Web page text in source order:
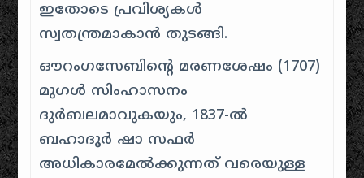
ഇതോടെ പ്രവിശ്യകൾ
സ്വതന്ത്രമാകാൻ തുടങ്ങി.
ഔറംഗസേബിന്റെ മരണശേഷം (1707)
മുഗൾ സിംഹാസനം
ദുർബലമാവുകയും, 1837-ൽ
ബഹാദൂർ ഷാ സഫർ
അധികാരമേൽക്കുന്നത് വരെയുള്ള